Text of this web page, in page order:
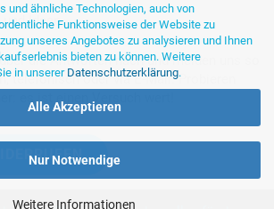
und ähnliche Technologien, auch von
Funktionsweise der Website zu
unseres Angebotes zu analysieren und Ihnen
bieten zu können. Weitere
in unserer Datenschutzerklärung.
Alle Akzeptieren
Nur Notwendige
Weitere Informationen
Ideen
die Antworten nach und melden uns so
telefonisch oder via E-Mail. Probieren
es ist einen Versuch wert!